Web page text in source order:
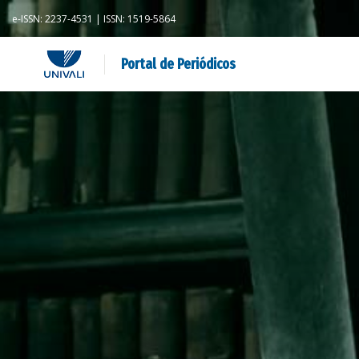
e-ISSN: 2237-4531 | ISSN: 1519-5864
Portal de Periódicos